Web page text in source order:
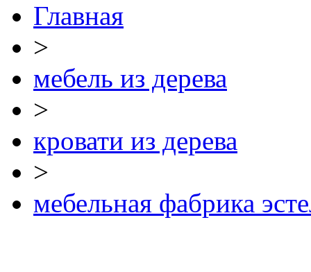
Главная
>
мебель из дерева
>
кровати из дерева
>
мебельная фабрика